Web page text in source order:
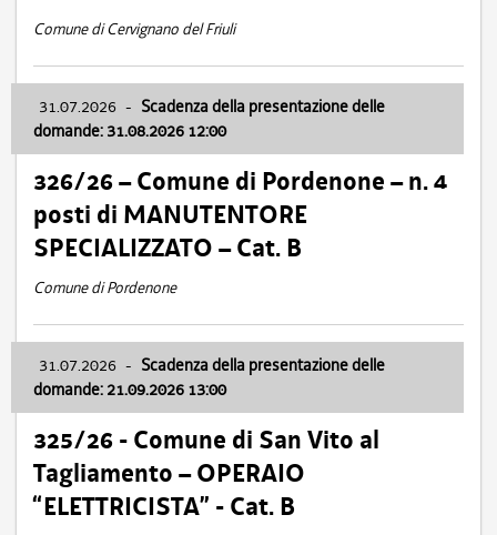
Comune di Cervignano del Friuli
31.07.2026 - Scadenza della presentazione delle
domande: 31.08.2026 12:00
326/26 – Comune di Pordenone – n. 4
posti di MANUTENTORE
SPECIALIZZATO – Cat. B
Comune di Pordenone
31.07.2026 - Scadenza della presentazione delle
domande: 21.09.2026 13:00
325/26 - Comune di San Vito al
Tagliamento – OPERAIO
“ELETTRICISTA” - Cat. B